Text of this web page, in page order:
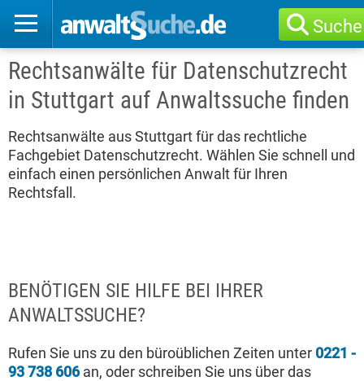
Suche
Rechtsanwälte für Datenschutzrecht
in Stuttgart auf Anwaltssuche finden
Rechtsanwälte aus Stuttgart für das rechtliche
Fachgebiet Datenschutzrecht. Wählen Sie schnell und
einfach einen persönlichen Anwalt für Ihren
Rechtsfall.
BENÖTIGEN SIE HILFE BEI IHRER
ANWALTSSUCHE?
Rufen Sie uns zu den büroüblichen Zeiten unter 0221 -
93 738 606an, oder schreiben Sie uns über das